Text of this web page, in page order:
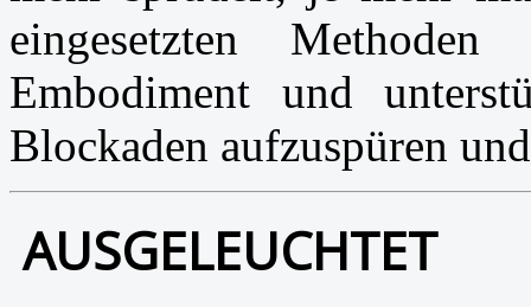
eingesetzten Methoden
Embodiment und
Blockaden aufzuspüren
AUSGELEUCHTET